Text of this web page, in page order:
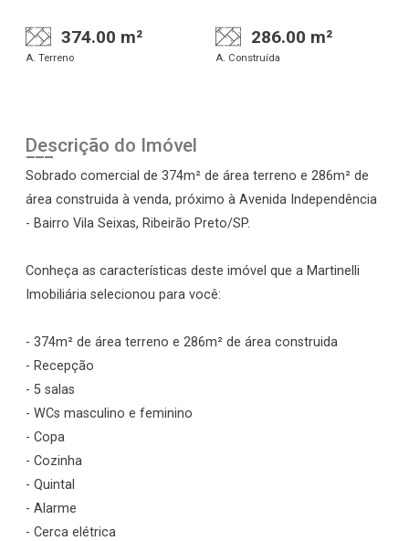
374.00 m²
A. Terreno
286.00 m²
A. Construída
Descrição do Imóvel
Sobrado comercial de 374m² de área terreno e 286m² de
área construida à venda, próximo à Avenida Independência
- Bairro Vila Seixas, Ribeirão Preto/SP.
Conheça as características deste imóvel que a Martinelli
Imobiliária selecionou para você:
- 374m² de área terreno e 286m² de área construida
- Recepção
- 5 salas
- WCs masculino e feminino
- Copa
- Cozinha
- Quintal
- Alarme
- Cerca elétrica